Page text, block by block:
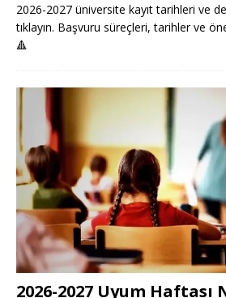
2026-2027 üniversite kayıt tarihleri ve
tıklayın. Başvuru süreçleri, tarihler ve
🔺
2026-2027 Uyum Haftası